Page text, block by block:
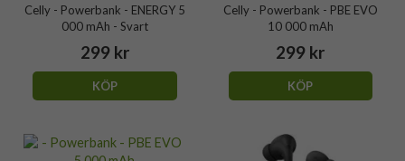
Celly - Powerbank - ENERGY 5
000 mAh - Svart
299 kr
KÖP
Celly - Powerbank - PBE EVO
10 000 mAh
299 kr
KÖP